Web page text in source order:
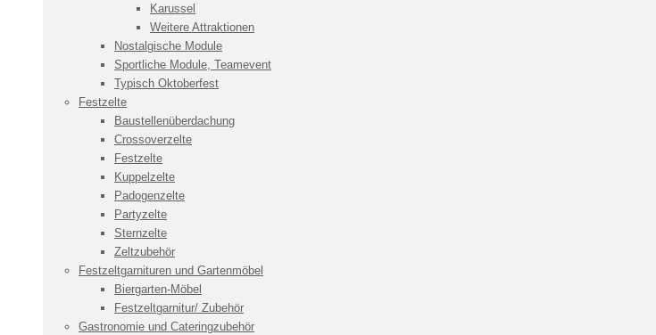
Karussel
Weitere Attraktionen
Nostalgische Module
Sportliche Module, Teamevent
Typisch Oktoberfest
Festzelte
Baustellenüberdachung
Crossoverzelte
Festzelte
Kuppelzelte
Padogenzelte
Partyzelte
Sternzelte
Zeltzubehör
Festzeltgarnituren und Gartenmöbel
Biergarten-Möbel
Festzeltgarnitur/ Zubehör
Gastronomie und Cateringzubehör